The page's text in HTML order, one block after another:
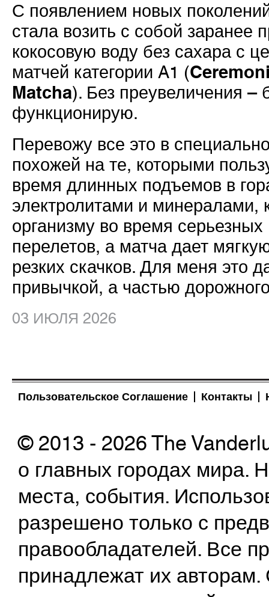
С появлением новых
стала возить с собой заранее
кокосовую воду без сахара с
матчей категории A1 (
Matcha). Без преувеличения –
функционирую.
Перевожу все это в
похожей на те, которыми
время длинных подъемов в
электролитами и минералами,
организму во время
перелетов, а матча дает
резких скачков. Для меня это
привычкой, а частью
03 ИЮЛЯ 2026
Пользовательское Соглашение Контакты
© 2013 - 2026 The
о главных городах
места, события.
разрешено только с
правообладателей. Все
принадлежат их